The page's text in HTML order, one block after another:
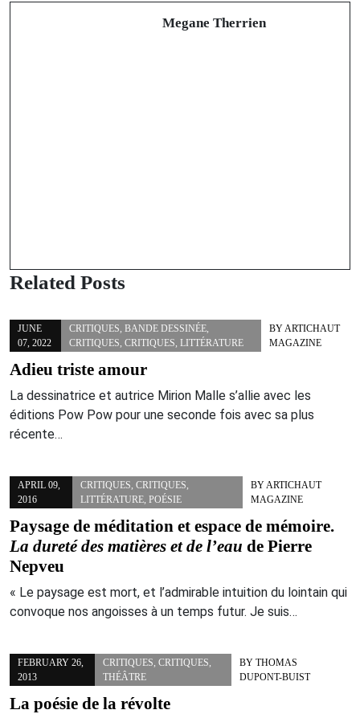
Megane Therrien
Related Posts
JUNE
07, 2022
CRITIQUES, BANDE DESSINÉE,
CRITIQUES, CRITIQUES, LITTÉRATURE
BYARTICHAUT
MAGAZINE
Adieu triste amour
La dessinatrice et autrice Mirion Malle s’allie avec les
éditions Pow Pow pour une seconde fois avec sa plus
récente…
APRIL 09,
2016
CRITIQUES,CRITIQUES,
LITTÉRATURE,POÉSIE
BYARTICHAUT
MAGAZINE
Paysage de méditation et espace de mémoire.
La dureté des matières et de l’eau de Pierre
Nepveu
« Le paysage est mort, et l’admirable intuition du lointain qui
convoque nos angoisses à un temps futur. Je suis…
FEBRUARY 26,
2013
CRITIQUES, CRITIQUES,
THÉÂTRE
BYTHOMAS
DUPONT-BUIST
La poésie de la révolte